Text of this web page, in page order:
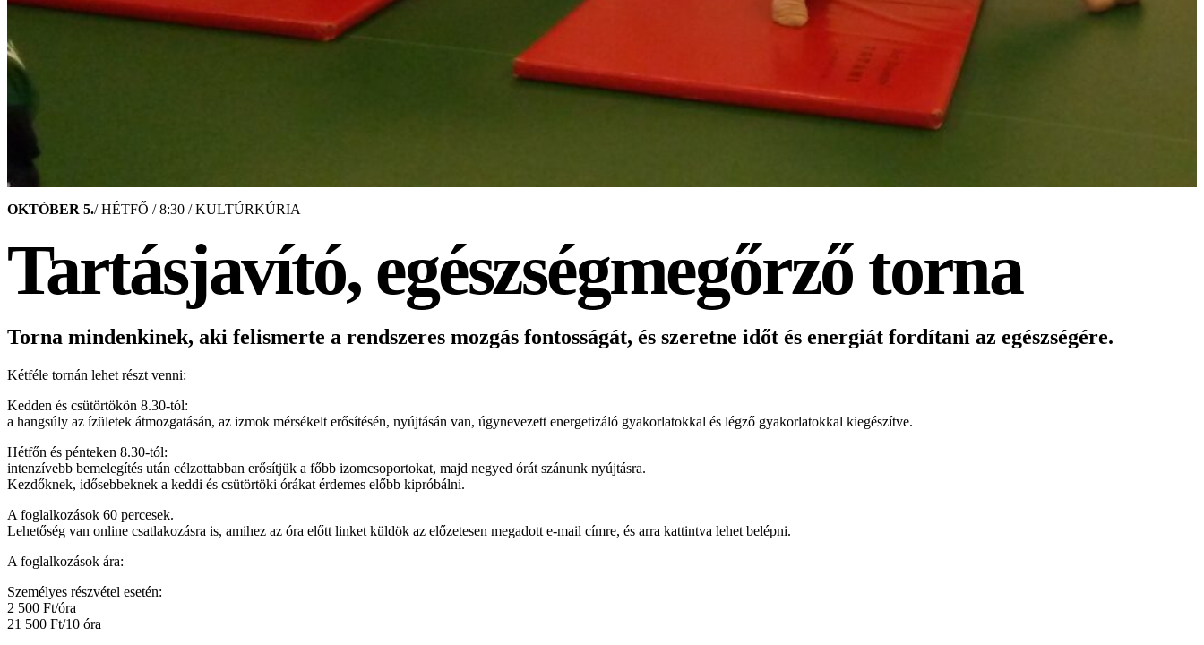
OKTÓBER 5./ HÉTFŐ / 8:30 / KULTÚRKÚRIA
Tartásjavító, egészségmegőrző torna
Torna mindenkinek, aki felismerte a rendszeres mozgás fontosságát, és szeretne időt és energiát fordítani az egészségére.
Kétféle tornán lehet részt venni:
Kedden és csütörtökön 8.30-tól:
a hangsúly az ízületek átmozgatásán, az izmok mérsékelt erősítésén, nyújtásán van, úgynevezett energetizáló gyakorlatokkal és légző gyakorlatokkal kiegészítve.
Hétfőn és pénteken 8.30-tól:
intenzívebb bemelegítés után célzottabban erősítjük a főbb izomcsoportokat, majd negyed órát szánunk nyújtásra.
Kezdőknek, idősebbeknek a keddi és csütörtöki órákat érdemes előbb kipróbálni.
A foglalkozások 60 percesek.
Lehetőség van online csatlakozásra is, amihez az óra előtt linket küldök az előzetesen megadott e-mail címre, és arra kattintva lehet belépni.
A foglalkozások ára:
Személyes részvétel esetén:
2 500 Ft/óra
21 500 Ft/10 óra